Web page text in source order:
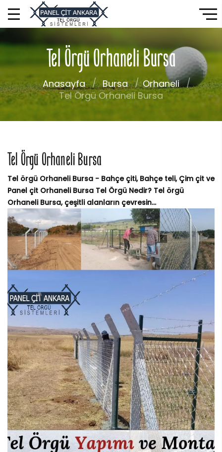
Tel Örgü Orhaneli Bursa
Anasayfa Bursa
Orhaneli
Tel Örgü Orhaneli Bursa
Tel Örgü Orhaneli Bursa
Tel örgü Orhaneli Bursa - Bahçe çiti, Bahçe teli, Çim çit ve
Panel çit Orhaneli Bursa Tel Örgü Nedir? Tel örgü
Orhaneli Bursa, çeşitli alanların çevresin...